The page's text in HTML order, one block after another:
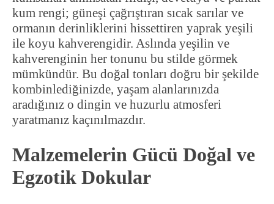
kum rengi; güneşi çağrıştıran sıcak sarılar ve
ormanın derinliklerini hissettiren yaprak yeşili
ile koyu kahverengidir. Aslında yeşilin ve
kahverenginin her tonunu bu stilde görmek
mümkündür. Bu doğal tonları doğru bir şekilde
kombinlediğinizde, yaşam alanlarınızda
aradığınız o dingin ve huzurlu atmosferi
yaratmanız kaçınılmazdır.
Malzemelerin Gücü Doğal ve
Egzotik Dokular